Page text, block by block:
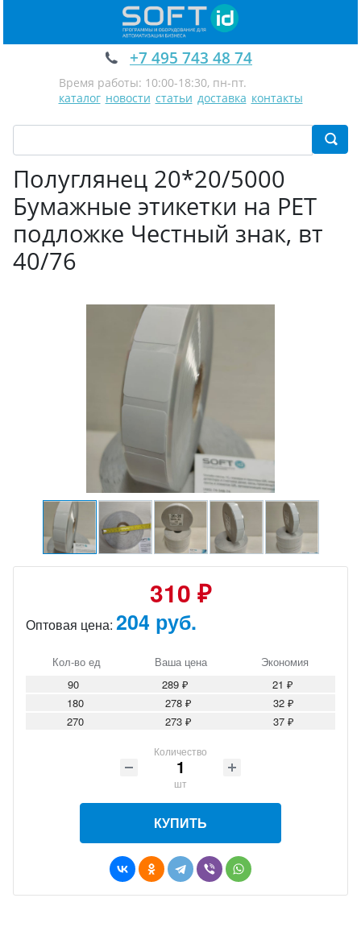
+7 495 743 48 74
Время работы: 10:00-18:30, пн-пт.
каталог новости статьи доставка контакты
Полуглянец 20*20/5000
Бумажные этикетки на PET
подложке Честный знак, вт
40/76
310 ₽
Оптовая цена: 204 руб.
Кол-во ед Ваша цена
Экономия
90
289 ₽
21 ₽
180
278 ₽
32 ₽
270
273 ₽ 37 ₽
Количество
шт
КУПИТЬ